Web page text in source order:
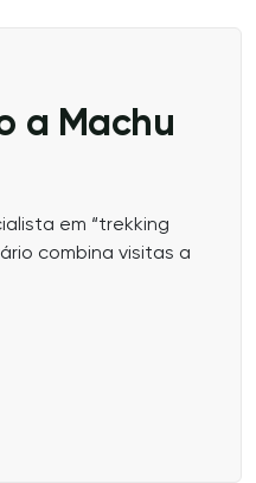
a Machu
em “trekking
combina visitas a